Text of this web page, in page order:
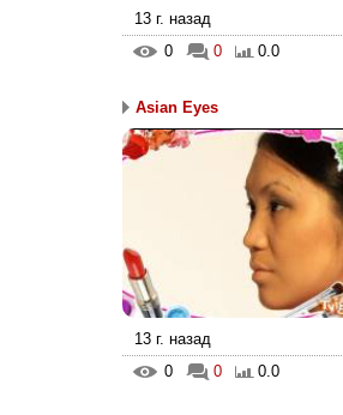
13 г. назад
0
0 0.0
Asian Eyes
13 г. назад
0
0 0.0